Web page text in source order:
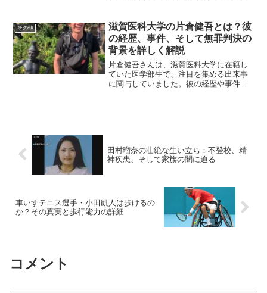
に仮想通貨に関与したのか、さらに詐欺
容疑に至るまでの詳細を...
その他
滋賀医科大学の片倉健吾とは？彼
の経歴、事件、そして無罪判決の
背景を詳しく解説
片倉健吾さんは、滋賀医科大学に在籍し
ていた医学部生で、注目を集める出来事
に関与していました。彼の経歴や事件の
田村瑠奈の壮絶な生い立ち：不登校、精
神疾患、そして家族の闇に迫る
車いすテニス選手・小田凱人は歩けるの
か？その真実と歩行能力の詳細
コメント